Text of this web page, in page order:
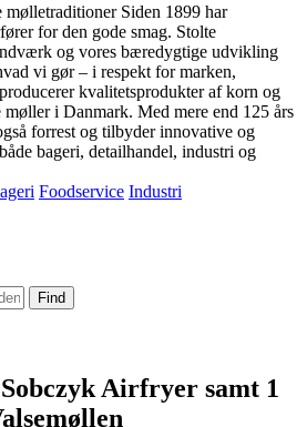
Siden 1899 har
for den gode smag. Stolte
og vores bæredygtige udvikling
vi gør – i respekt for marken,
kvalitetsprodukter af korn og
i Danmark. Med mere end 125 års
forrest og tilbyder innovative og
bageri, detailhandel, industri og
Foodservice Industri
Find
Airfryer samt 1